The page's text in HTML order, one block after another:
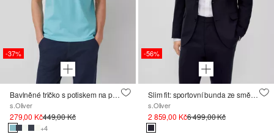
-37%
Bavlněné tričko s potiskem na předním dílu
s.Oliver
279,00 Kč449,00 Kč
+4
-56%
Slim fit: sportovní bunda ze směsi viskózy
s.Oliver
2 859,00 Kč6 499,00 Kč